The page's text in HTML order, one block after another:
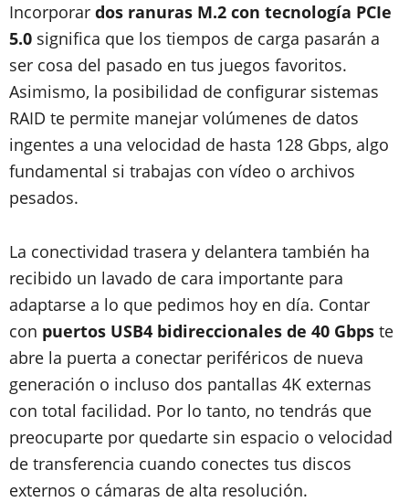
Incorporar dos ranuras M.2 con tecnología PCIe
5.0 significa que los tiempos de carga pasarán a
ser cosa del pasado en tus juegos favoritos.
Asimismo, la posibilidad de configurar sistemas
RAID te permite manejar volúmenes de datos
ingentes a una velocidad de hasta 128 Gbps, algo
fundamental si trabajas con vídeo o archivos
pesados.
La conectividad trasera y delantera también ha
recibido un lavado de cara importante para
adaptarse a lo que pedimos hoy en día. Contar
con puertos USB4 bidireccionales de 40 Gbps te
abre la puerta a conectar periféricos de nueva
generación o incluso dos pantallas 4K externas
con total facilidad. Por lo tanto, no tendrás que
preocuparte por quedarte sin espacio o velocidad
de transferencia cuando conectes tus discos
externos o cámaras de alta resolución.